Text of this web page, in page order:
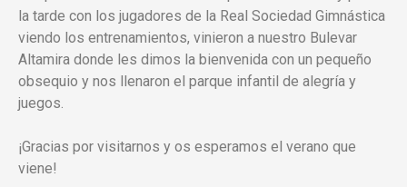
la tarde con los jugadores de la Real Sociedad Gimnástica
viendo los entrenamientos, vinieron a nuestro Bulevar
Altamira donde les dimos la bienvenida con un pequeño
obsequio y nos llenaron el parque infantil de alegría y
juegos.
¡Gracias por visitarnos y os esperamos el verano que
viene!